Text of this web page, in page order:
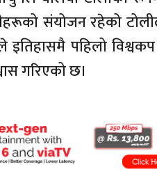
संयोजन रहेको
इतिहासमै पहिलो
गरिएको छ।